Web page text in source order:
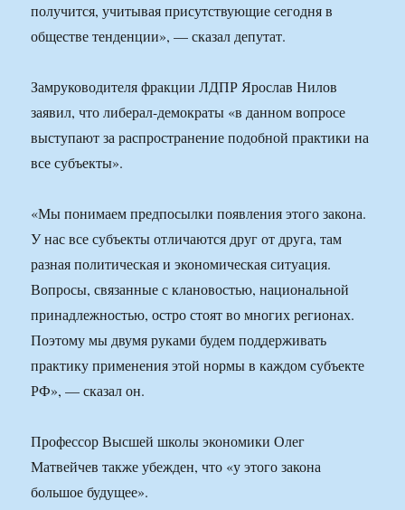
получится, учитывая присутствующие сегодня в
обществе тенденции», — сказал депутат.
Замруководителя фракции ЛДПР Ярослав Нилов
заявил, что либерал-демократы «в данном вопросе
выступают за распространение подобной практики на
все субъекты».
«Мы понимаем предпосылки появления этого закона.
У нас все субъекты отличаются друг от друга, там
разная политическая и экономическая ситуация.
Вопросы, связанные с клановостью, национальной
принадлежностью, остро стоят во многих регионах.
Поэтому мы двумя руками будем поддерживать
практику применения этой нормы в каждом субъекте
РФ», — сказал он.
Профессор Высшей школы экономики Олег
Матвейчев также убежден, что «у этого закона
большое будущее».